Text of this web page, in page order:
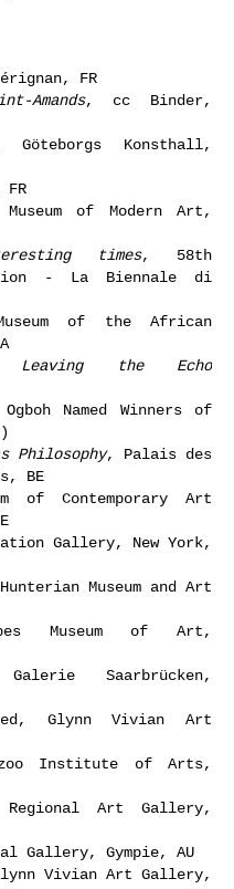
FR
Amands, cc Binder,
Göteborgs Konsthall,
Museum of Modern Art,
times, 58th
- La Biennale di
of the African
the Echo
Named Winners of
Philosophy, Palais des
BE
of Contemporary Art
Gallery, New York,
Museum and Art
Museum of Art,
Saarbrücken,
Glynn Vivian Art
Institute of Arts,
Regional Art Gallery,
Gallery, Gympie, AU
Vivian Art Gallery,